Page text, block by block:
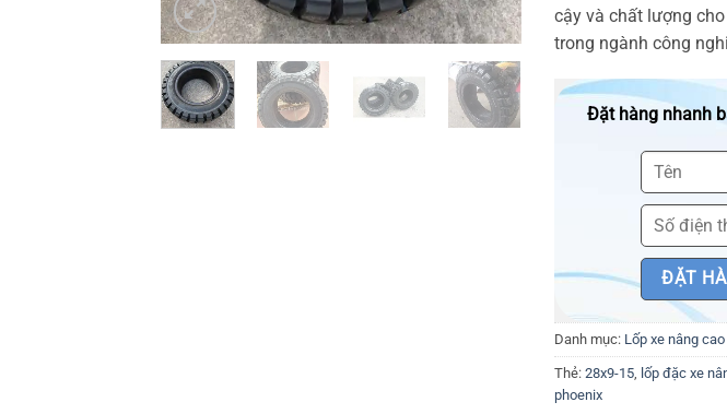
cậy và chất lượng
trong ngành công
Đặt hàng nhanh
Danh mục: Lốp xe nâng
Thẻ: 28x9-15, lốp đặc xe
phoenix